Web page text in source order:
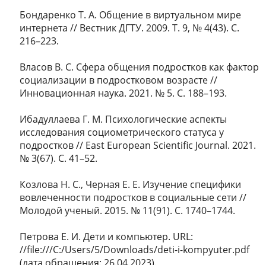
Бондаренко Т. А. Общение в виртуальном мире
интернета // Вестник ДГТУ. 2009. Т. 9, № 4(43). С.
216–223.
Власов В. С. Сфера общения подростков как фактор
социализации в подростковом возрасте //
Инновационная наука. 2021. № 5. С. 188–193.
Ибадуллаева Г. М. Психологические аспекты
исследования социометрического статуса у
подростков // East European Scientific Journal. 2021.
№ 3(67). С. 41–52.
Козлова Н. С., Черная Е. Е. Изучение специфики
вовлеченности подростков в социальные сети //
Молодой ученый. 2015. № 11(91). С. 1740–1744.
Петрова Е. И. Дети и компьютер. URL:
//file:///C:/Users/5/Downloads/deti-i-kompyuter.pdf